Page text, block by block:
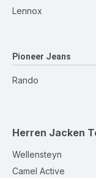
Lennox
Pioneer Jeans
Rando
Herren Jacken
Wellensteyn
Camel Active